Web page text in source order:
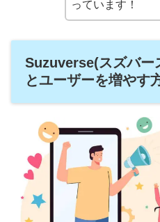
っています！
Suzuverse(スズバー
とユーザーを増やす